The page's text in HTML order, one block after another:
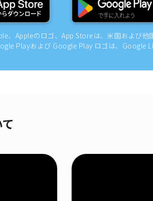
、Appleのロゴ、App Storeは、米国および他
Playおよび Google Play ロゴは、Google